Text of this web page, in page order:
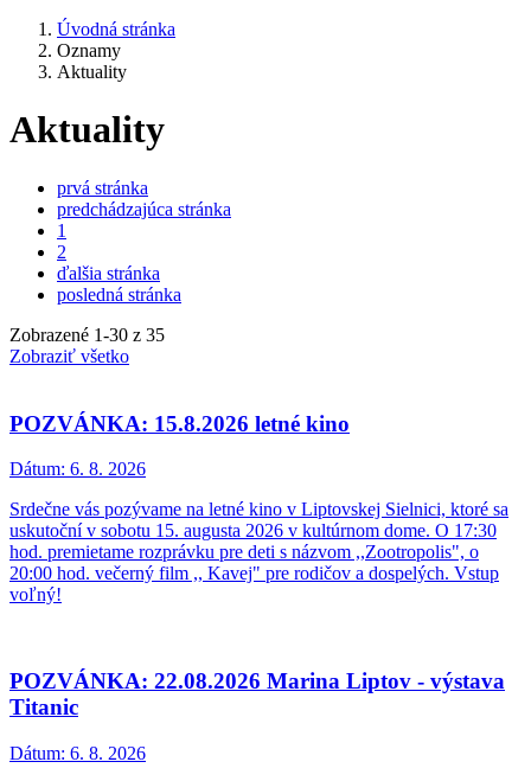
Úvodná stránka
Oznamy
Aktuality
Aktuality
prvá stránka
predchádzajúca stránka
1
2
ďalšia stránka
posledná stránka
Zobrazené 1-30 z 35
Zobraziť všetko
POZVÁNKA: 15.8.2026 letné kino
Dátum: 6. 8. 2026
Srdečne vás pozývame na letné kino v Liptovskej Sielnici, ktoré sa
uskutoční v sobotu 15. augusta 2026 v kultúrnom dome. O 17:30
hod. premietame rozprávku pre deti s názvom ,,Zootropolis", o
20:00 hod. večerný film ,, Kavej" pre rodičov a dospelých. Vstup
voľný!
POZVÁNKA: 22.08.2026 Marina Liptov - výstava
Titanic
Dátum: 6. 8. 2026